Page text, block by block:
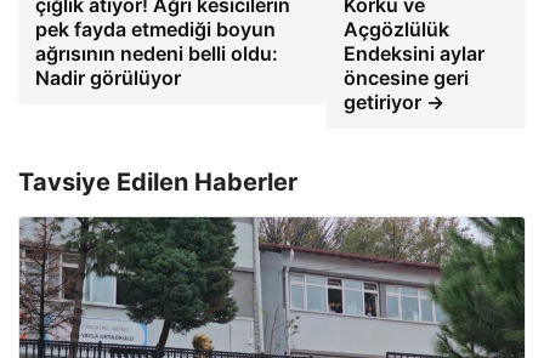
pek fayda etmediği boyun
ağrısının nedeni belli oldu:
Nadir görülüyor
Açgözlülük
Endeksini aylar
öncesine geri
getiriyor →
Tavsiye Edilen Haberler